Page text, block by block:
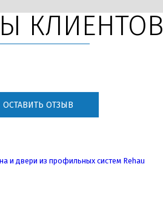
КЛИЕНТОВ
ОСТАВИТЬ ОТЗЫВ
и двери из профильных систем Rehau